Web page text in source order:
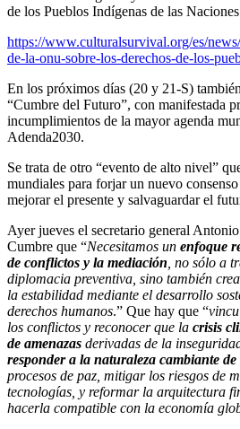
de los Pueblos Indígenas de las
https://www.culturalsurvival.org/es/
de-la-onu-sobre-los-derechos-de-los-
En los próximos días (20 y 21-S)
“Cumbre del Futuro”, con manifestada
incumplimientos de la mayor agenda
Adenda2030.
Se trata de otro “evento de alto nivel”
mundiales para forjar un nuevo
mejorar el presente y salvaguardar el
Ayer jueves el secretario general
Cumbre que “Necesitamos un enfoque
de conflictos y la mediación , no sólo a
diplomacia preventiva, sino también
la estabilidad mediante el desarrollo
derechos humanos.” Que hay que “
los conflictos y reconocer que la crisis
de amenazas derivadas de la
responder a la naturaleza cambiante
procesos de paz, mitigar los riesgos de
tecnologías, y reformar la arquitectura
hacerla compatible con la economía